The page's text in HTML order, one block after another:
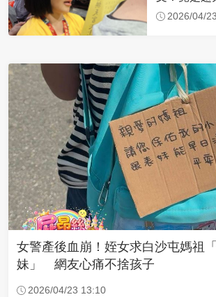
布忍尿5小
2026/04/
女警產後血崩！姪女求白沙屯媽祖
妹」 網友心痛不捨孩子
2026/04/23 13:10